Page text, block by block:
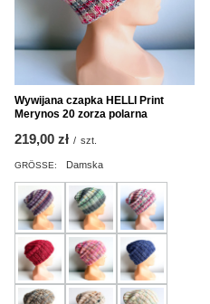
Wywijana czapka HELLI Print
Merynos 20 zorza polarna
219,00 zł / szt.
GRÖSSE: Damska